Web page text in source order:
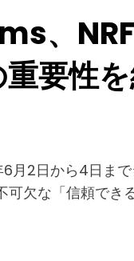
、
要性
2日から4日まで
可欠な「信頼でき